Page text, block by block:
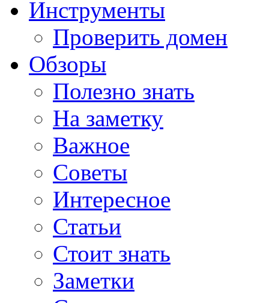
Инструменты
Проверить домен
Обзоры
Полезно знать
На заметку
Важное
Советы
Интересное
Статьи
Стоит знать
Заметки